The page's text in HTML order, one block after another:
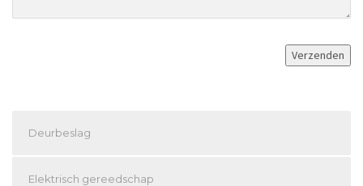
Deurbeslag
Elektrisch gereedschap